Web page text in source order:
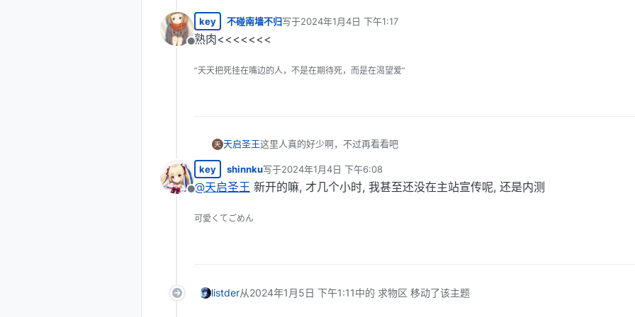
离线
key 不碰南墙不归写于2024年1月4日 下午1:17
最后由 编辑
熟肉<<<<<<<
“天天把死挂在嘴边的人，不是在期待死，而是在渴望爱”
天 天启圣王这里人真的好少啊，不过再看看吧
离线
key shinnku写于2024年1月4日 下午6:08
最后由 编辑
@天启圣王 新开的嘛, 才几个小时, 我甚至还没在主站宣传呢, 还是内测
可愛くてごめん
listder从2024年1月5日 下午1:11中的 求物区 移动了该主题